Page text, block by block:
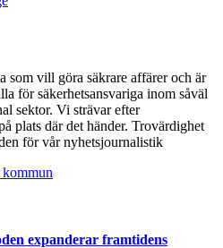
som vill göra säkrare affärer och är
för säkerhetsansvariga inom såväl
sektor. Vi strävar efter
plats där det händer. Trovärdighet
för vår nyhetsjournalistik
expanderar framtidens